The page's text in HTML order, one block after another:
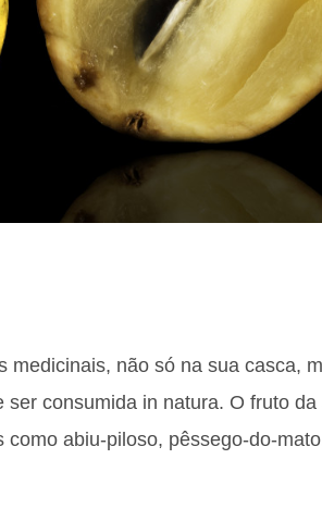
medicinais, não só na sua casca,
consumida in natura. O fruto da
abiu-piloso, pêssego-do-